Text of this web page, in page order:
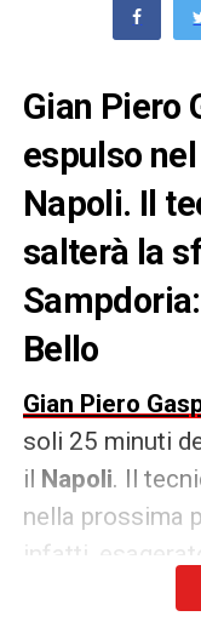
Gian Piero
espulso
Napoli. Il
salterà la
Bello
Gian Piero
soli 25 minuti
il Napoli. Il
nella prossima
infatti,
presunto